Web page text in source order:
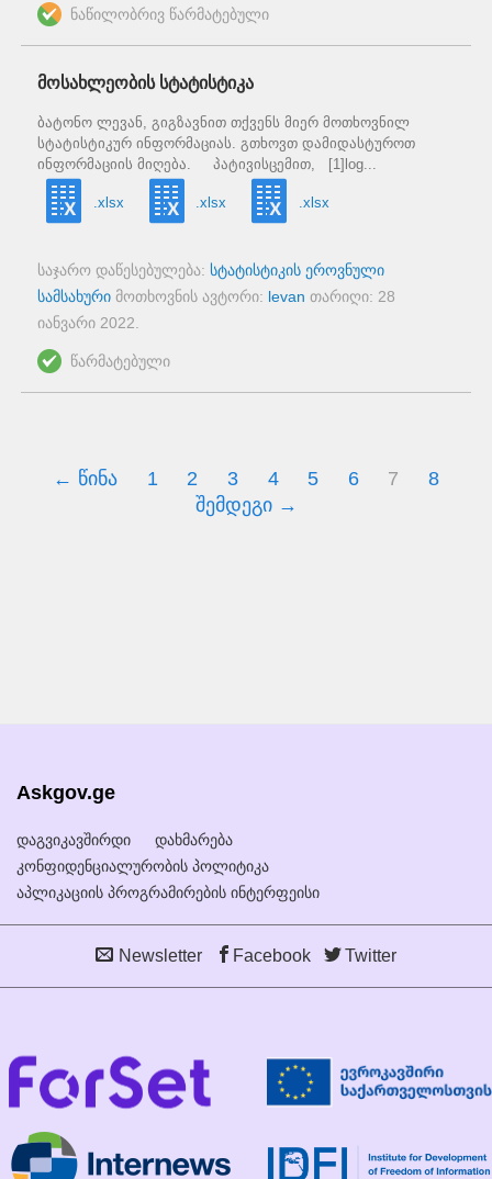
ნაწილობრივ წარმატებული
მოსახლეობის სტატისტიკა
ბატონო ლევან, გიგზავნით თქვენს მიერ მოთხოვნილ
სტატისტიკურ ინფორმაციას. გთხოვთ დამიდასტუროთ
ინფორმაციის მიღება. პატივისცემით, [1]log...
.xlsx .xlsx .xlsx
საჯარო დაწესებულება: სტატისტიკის ეროვნული
სამსახური მოთხოვნის ავტორი: levan თარიღი: 28
იანვარი 2022.
წარმატებული
← წინა 1 2 3 4 5 6 7
8
შემდეგი →
Askgov.ge
დაგვიკავშირდი
დახმარება
კონფიდენციალურობის პოლიტიკა
აპლიკაციის პროგრამირების ინტერფეისი
Newsletter Facebook Twitter